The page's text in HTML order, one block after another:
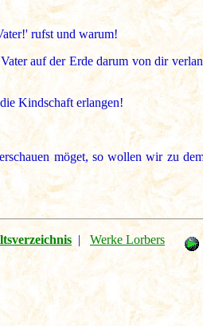
rufst und warum!
auf der Erde darum von dir
Kindschaft erlangen!
möget, so wollen wir zu
| Werke Lorbers